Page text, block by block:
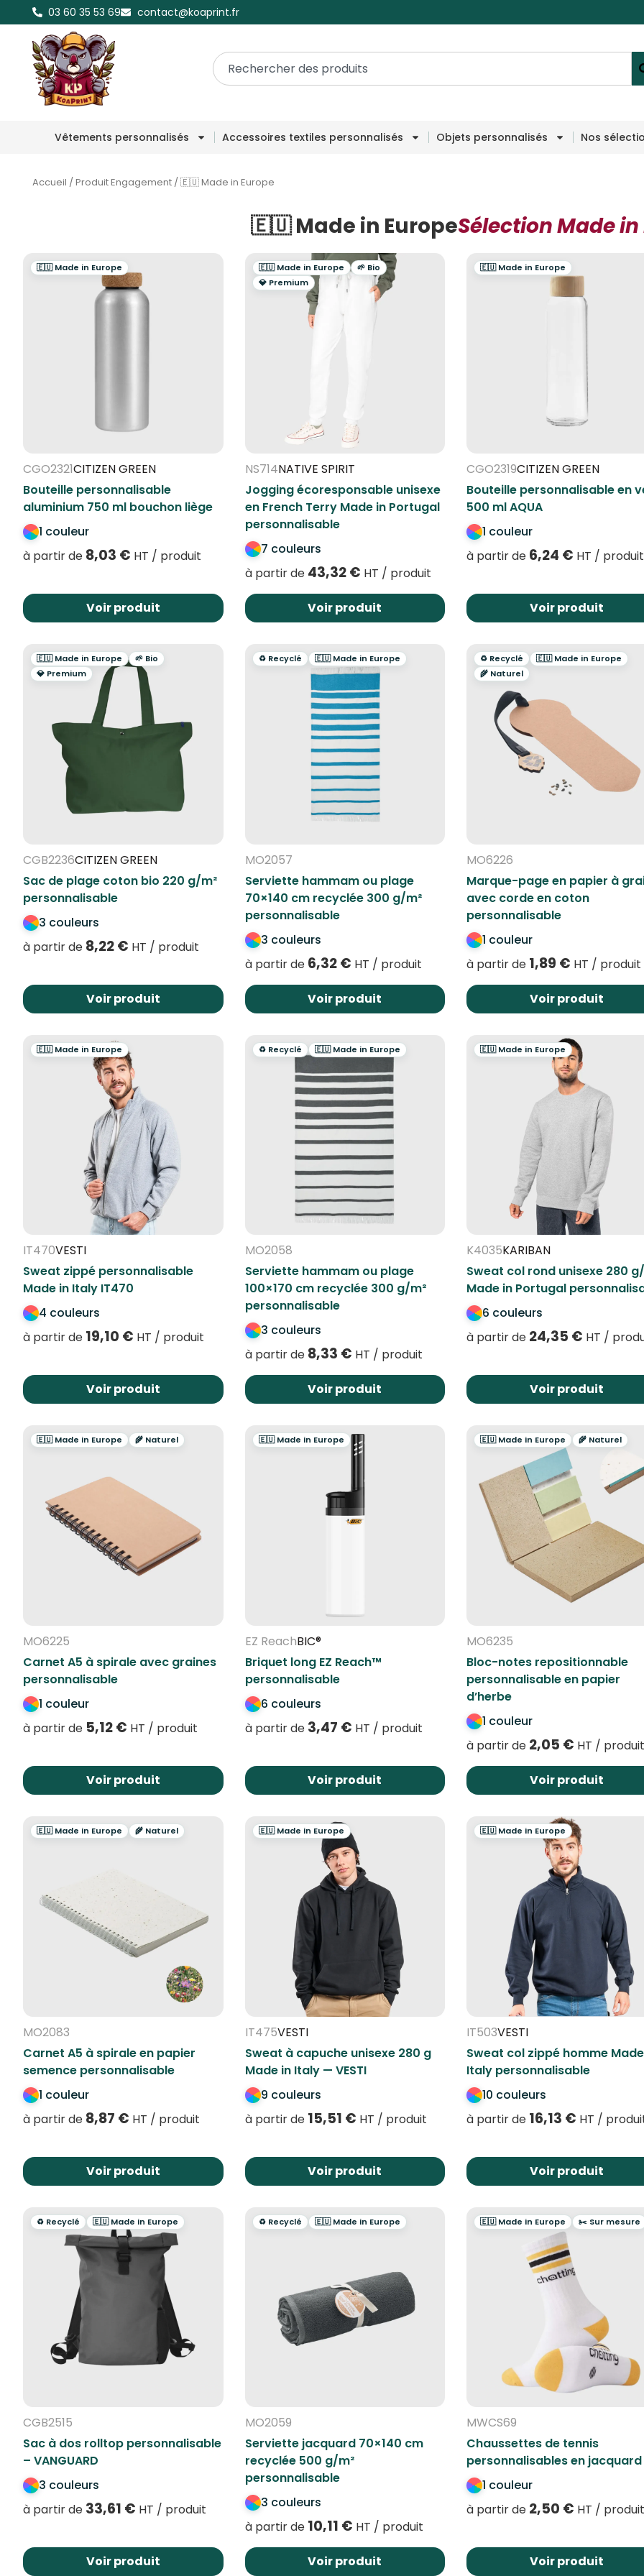
03 60 35 53 69 contact@koaprint.fr
Vêtements personnalisés Accessoires textiles personnalisés Objets personnalisés Nos
Accueil /Produit Engagement/🇪🇺 Made in Europe
🇪🇺 Made in EuropeSélection Made in
🇪🇺 Made in Europe
CGO2321CITIZEN GREEN
Bouteille personnalisable
aluminium 750 ml bouchon liège
1 couleur
à partir de 8,03 € HT / produit
Voir produit
🇪🇺 Made in Europe
🌱 Bio
💎 Premium
NS714NATIVE SPIRIT
Jogging écoresponsable unisexe
en French Terry Made in Portugal
personnalisable
7 couleurs
à partir de 43,32€ HT / produit
Voir produit
🇪🇺 Made in Europe
CGO2319CITIZEN GREEN
Bouteille personnalisable en
500 ml AQUA
1 couleur
à partir de 6,24 € HT / produit
Voir produit
🇪🇺 Made in Europe
🌱 Bio
💎 Premium
CGB2236CITIZEN GREEN
Sac de plage coton bio 220 g/m²
personnalisable
3 couleurs
à partir de 8,22€ HT / produit
Voir produit
♻️ Recyclé 🇪🇺 Made in Europe
MO2057
Serviette hammam ou plage
70×140 cm recyclée 300 g/m²
personnalisable
3 couleurs
à partir de 6,32€ HT / produit
Voir produit
♻️ Recyclé
🇪🇺 Made in Europe
🌾 Naturel
MO6226
Marque-page en papier à
avec corde en coton
personnalisable
1 couleur
à partir de 1,89 € HT / produit
Voir produit
🇪🇺 Made in Europe
IT470VESTI
Sweat zippé personnalisable
Made in Italy IT470
4 couleurs
à partir de 19,10 € HT / produit
Voir produit
♻️ Recyclé 🇪🇺 Made in Europe
MO2058
Serviette hammam ou plage
100×170 cm recyclée 300 g/m²
personnalisable
3 couleurs
à partir de 8,33 € HT / produit
Voir produit
🇪🇺 Made in Europe
K4035KARIBAN
Sweat col rond unisexe 280
Made in Portugal
6 couleurs
à partir de 24,35 € HT /
Voir produit
🇪🇺 Made in Europe 🌾 Naturel
MO6225
Carnet A5 à spirale avec graines
personnalisable
1 couleur
à partir de 5,12€ HT / produit
Voir produit
🇪🇺 Made in Europe
EZ ReachBIC®
Briquet long EZ Reach™
personnalisable
6 couleurs
à partir de 3,47 € HT / produit
Voir produit
🇪🇺 Made in Europe 🌾 Naturel
MO6235
Bloc-notes repositionnable
personnalisable en papier
d’herbe
1 couleur
à partir de 2,05 € HT /
Voir produit
🇪🇺 Made in Europe 🌾 Naturel
MO2083
Carnet A5 à spirale en papier
semence personnalisable
1 couleur
à partir de 8,87 € HT / produit
Voir produit
🇪🇺 Made in Europe
IT475VESTI
Sweat à capuche unisexe 280 g
Made in Italy — VESTI
9 couleurs
à partir de 15,51 € HT / produit
Voir produit
🇪🇺 Made in Europe
IT503VESTI
Sweat col zippé homme
Italy personnalisable
10 couleurs
à partir de 16,13 € HT /
Voir produit
♻️ Recyclé 🇪🇺 Made in Europe
CGB2515
Sac à dos rolltop personnalisable
– VANGUARD
3 couleurs
à partir de 33,61 € HT / produit
Voir produit
♻️ Recyclé 🇪🇺 Made in Europe
MO2059
Serviette jacquard 70×140 cm
recyclée 500 g/m²
personnalisable
3 couleurs
à partir de 10,11 € HT / produit
Voir produit
🇪🇺 Made in Europe ✂️ Sur mesure
MWCS69
Chaussettes de tennis
personnalisables en jacquard
1 couleur
à partir de 2,50 € HT /
Voir produit